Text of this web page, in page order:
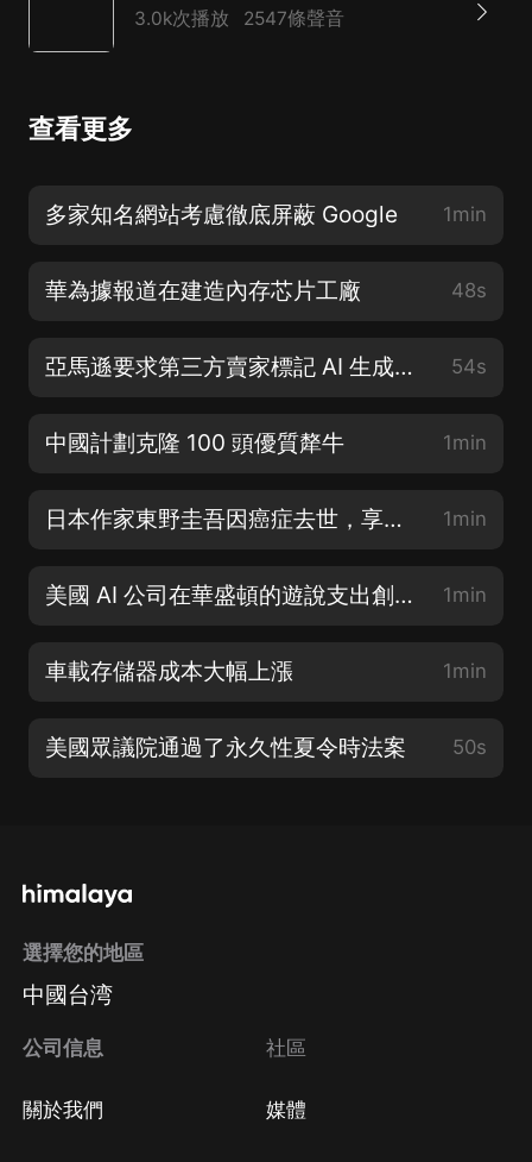
3.0k次播放 2547條聲音
查看更多
多家知名網站考慮徹底屏蔽 Google 1min
華為據報道在建造內存芯片工廠 48s
亞馬遜要求第三方賣家標記 AI 生成圖像 54s
中國計劃克隆 100 頭優質犛牛 1min
日本作家東野圭吾因癌症去世，享年 68 歲 1min
美國 AI 公司在華盛頓的遊說支出創下記錄 1min
車載存儲器成本大幅上漲 1min
美國眾議院通過了永久性夏令時法案 50s
選擇您的地區
中國台湾
公司信息
關於我們
社區
媒體